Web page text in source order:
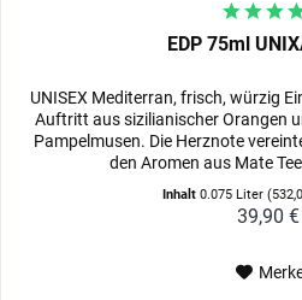
EDP 75ml
UNISEX Mediterran, frisch, würzig
Auftritt aus sizilianischer Orangen
Pampelmusen. Die Herznote
den Aromen aus Mate
Inhalt0.075 Liter
39,90